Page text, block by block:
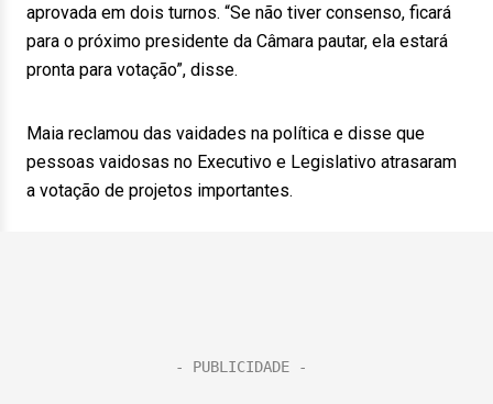
aprovada em dois turnos. “Se não tiver consenso, ficará
para o próximo presidente da Câmara pautar, ela estará
pronta para votação”, disse.
Maia reclamou das vaidades na política e disse que
pessoas vaidosas no Executivo e Legislativo atrasaram
a votação de projetos importantes.